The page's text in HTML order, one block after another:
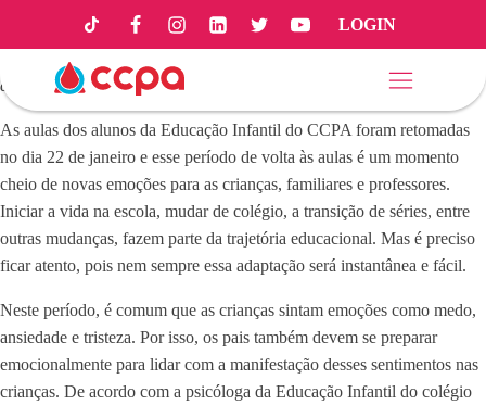
LOGIN
Vale ressaltar que cada criança terá seu tempo de adaptação e reação
a ela, nem todas as crianças apresentarão as mesmas emoções e
comportamentos.
As aulas dos alunos da Educação Infantil do CCPA foram retomadas
no dia 22 de janeiro e esse período de volta às aulas é um momento
cheio de novas emoções para as crianças, familiares e professores.
Iniciar a vida na escola, mudar de colégio, a transição de séries, entre
outras mudanças, fazem parte da trajetória educacional. Mas é preciso
ficar atento, pois nem sempre essa adaptação será instantânea e fácil.
Neste período, é comum que as crianças sintam emoções como medo,
ansiedade e tristeza. Por isso, os pais também devem se preparar
emocionalmente para lidar com a manifestação desses sentimentos nas
crianças. De acordo com a psicóloga da Educação Infantil do colégio